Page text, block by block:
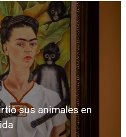
sus animales en